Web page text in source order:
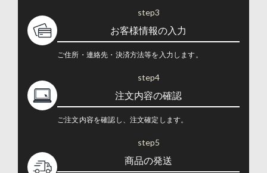
step3
お客様情報の入力
ご住所・連絡先・決済方法等を入力します。
step4
注文内容の確認
ご注文内容を確認し、注文確定します。
step5
商品の発送